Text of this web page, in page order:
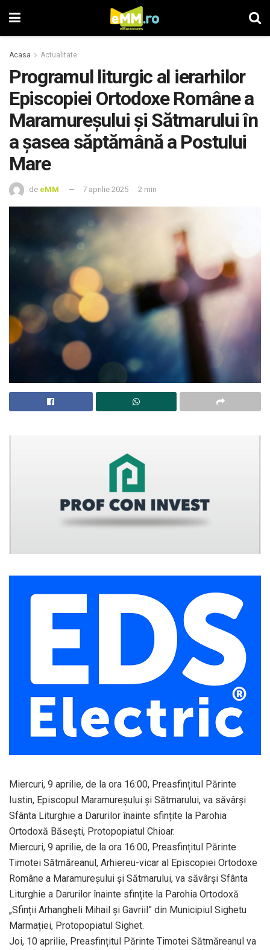
Acasa Actualitate
Programul liturgic al ierarhilor
Episcopiei Ortodoxe Române a
Maramureșului și Sătmarului în
a șasea săptămână a Postului
Mare
de eMM 7 aprilie 2025 2 min
Miercuri, 9 aprilie, de la ora 16:00, Preasfințitul Părinte
Iustin, Episcopul Maramureșului și Sătmarului, va săvârși
Sfânta Liturghie a Darurilor înainte sfințite la Parohia
Ortodoxă Băsești, Protopopiatul Chioar.
Miercuri, 9 aprilie, de la ora 16:00, Preasfințitul Părinte
Timotei Sătmăreanul, Arhiereu-vicar al Episcopiei Ortodoxe
Române a Maramureșului și Sătmarului, va săvârși Sfânta
Liturghie a Darurilor înainte sfințite la Parohia Ortodoxă
„Sfinții Arhangheli Mihail și Gavriil” din Municipiul Sighetu
Marmației, Protopopiatul Sighet.
Joi, 10 aprilie, Preasfințitul Părinte Timotei Sătmăreanul va